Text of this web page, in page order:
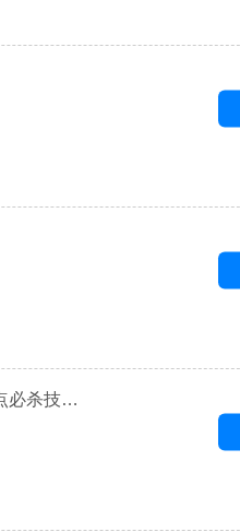
专题01 用导数研究曲线的各类切线-学霸养成·2020高考数学热点难点必杀技系列——导数【学科网名师堂】